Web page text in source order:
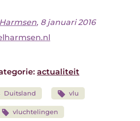
, 8 januari 2016
actualiteit
Duitsland vlu
vluchtelingen